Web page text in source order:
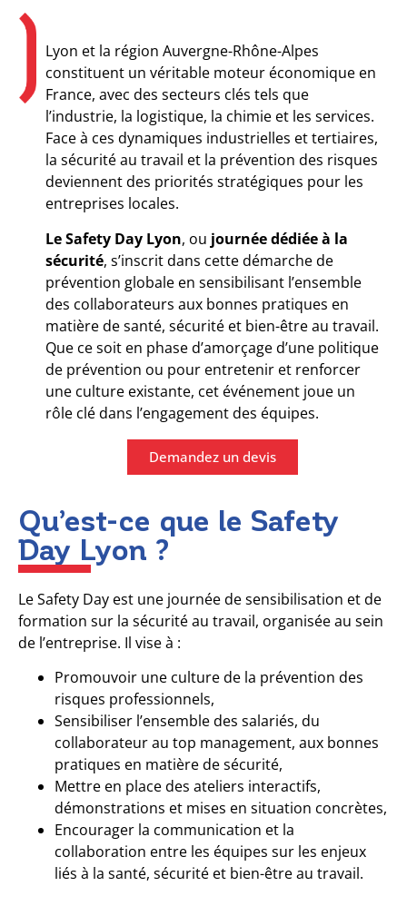
Lyon et la région Auvergne-Rhône-Alpes
constituent un véritable moteur économique en
France, avec des secteurs clés tels que
l’industrie, la logistique, la chimie et les services.
Face à ces dynamiques industrielles et tertiaires,
la sécurité au travail et la prévention des risques
deviennent des priorités stratégiques pour les
entreprises locales.
Le Safety Day Lyon, ou journée dédiée à la
sécurité, s’inscrit dans cette démarche de
prévention globale en sensibilisant l’ensemble
des collaborateurs aux bonnes pratiques en
matière de santé, sécurité et bien-être au travail.
Que ce soit en phase d’amorçage d’une politique
de prévention ou pour entretenir et renforcer
une culture existante, cet événement joue un
rôle clé dans l’engagement des équipes.
Demandez un devis
Qu’est-ce que le Safety
Day Lyon ?
Le Safety Day est une journée de sensibilisation et de
formation sur la sécurité au travail, organisée au sein
de l’entreprise. Il vise à :
Promouvoir une culture de la prévention des
risques professionnels,
Sensibiliser l’ensemble des salariés, du
collaborateur au top management, aux bonnes
pratiques en matière de sécurité,
Mettre en place des ateliers interactifs,
démonstrations et mises en situation concrètes,
Encourager la communication et la
collaboration entre les équipes sur les enjeux
liés à la santé, sécurité et bien-être au travail.